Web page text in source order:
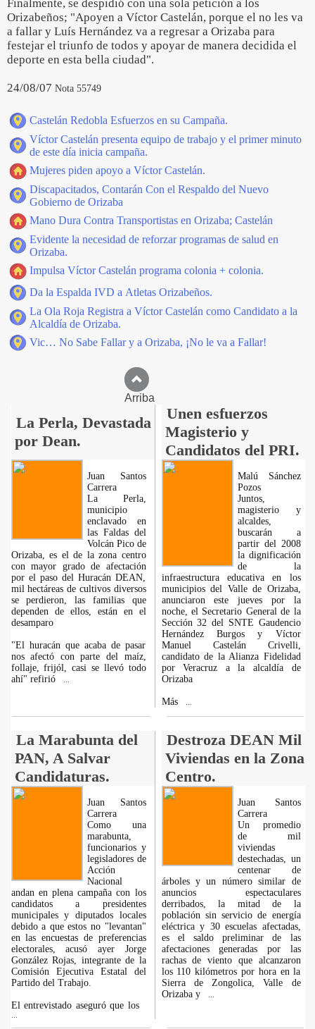
Finalmente, se despidió con una sola petición a los
Orizabeños; "Apoyen a Víctor Castelán, porque el no les va
a fallar y Luís Hernández va a regresar a Orizaba para
festejar el triunfo de todos y apoyar de manera decidida el
deporte en esta bella ciudad".
24/08/07 Nota 55749
Castelán Redobla Esfuerzos en su Campaña.
Víctor Castelán presenta equipo de trabajo y el primer minuto
de este día inicia campaña.
Mujeres piden apoyo a Víctor Castelán.
Discapacitados, Contarán Con el Respaldo del Nuevo
Gobierno de Orizaba
Mano Dura Contra Transportistas en Orizaba; Castelán
Evidente la necesidad de reforzar programas de salud en
Orizaba.
Impulsa Víctor Castelán programa colonia + colonia.
Da la Espalda IVD a Atletas Orizabeños.
La Ola Roja Registra a Víctor Castelán como Candidato a la
Alcaldía de Orizaba.
Vic… No Sabe Fallar y a Orizaba, ¡No le va a Fallar!
Arriba
La Perla, Devastada
por Dean.
Unen esfuerzos
Magisterio y
Candidatos del PRI.
Juan Santos
Carrera
La Perla,
municipio
enclavado en
las Faldas del
Volcán Pico de
Orizaba, es el de la zona centro
con mayor grado de afectación
por el paso del Huracán DEAN,
mil hectáreas de cultivos diversos
se perdieron, las familias que
dependen de ellos, están en el
desamparo
"El huracán que acaba de pasar
nos afectó con parte del maíz,
follaje, frijól, casi se llevó todo
ahí" refirió
Malú Sánchez
Pozos
Juntos,
magisterio y
alcaldes,
buscarán a
partir del 2008
la dignificación
de la
infraestructura educativa en los
municipios del Valle de Orizaba,
anunciaron este jueves por la
noche, el Secretario General de la
Sección 32 del SNTE Gaudencio
Hernández Burgos y Víctor
Manuel Castelán Crivelli,
candidato de la Alianza Fidelidad
por Veracruz a la alcaldía de
Orizaba
Más
La Marabunta del
PAN, A Salvar
Candidaturas.
Destroza DEAN Mil
Viviendas en la Zona
Centro.
Juan Santos
Carrera
Como una
marabunta,
funcionarios y
legisladores de
Acción
Nacional
andan en plena campaña con los
candidatos a presidentes
municipales y diputados locales
debido a que estos no "levantan"
en las encuestas de preferencias
electorales, acusó ayer Jorge
González Rojas, integrante de la
Comisión Ejecutiva Estatal del
Partido del Trabajo.
El entrevistado aseguró que los
Juan Santos
Carrera
Un promedio
de mil
viviendas
destechadas, un
centenar de
árboles y un número similar de
anuncios espectaculares
derribados, la mitad de la
población sin servicio de energía
eléctrica y 30 escuelas afectadas,
es el saldo preliminar de las
afectaciones generadas por las
rachas de viento que alcanzaron
los 110 kilómetros por hora en la
Sierra de Zongolica, Valle de
Orizaba y